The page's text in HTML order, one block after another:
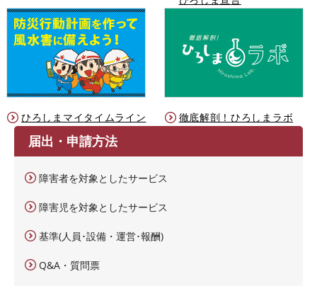
ひろしまマイタイムライン 徹底解剖！ひろしまラボ
届出・申請方法
障害者を対象としたサービス
障害児を対象としたサービス
基準(人員･設備・運営･報酬)
Q&A・質問票